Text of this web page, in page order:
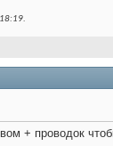
18:19.
+ проводок